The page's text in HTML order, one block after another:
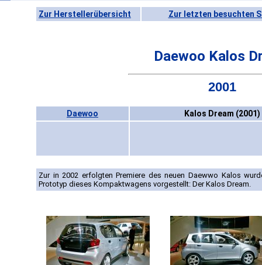
Zur Herstellerübersicht Zur letzten besuchten
Daewoo Kalos
2001
Daewoo Kalos Dream (2001)
Zur in 2002 erfolgten Premiere des neuen Daewwo Kalos
Prototyp dieses Kompaktwagens vorgestellt: Der Kalos Dream.